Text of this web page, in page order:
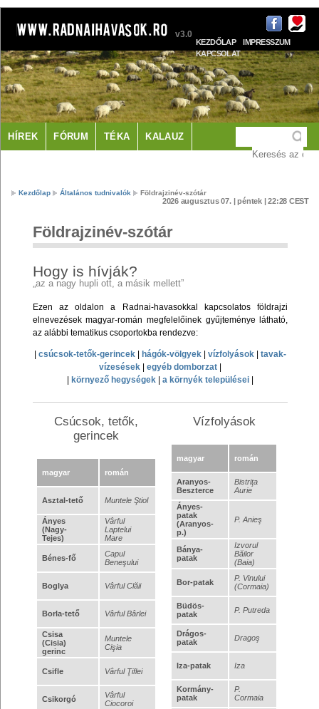
v3.0
KEZDŐLAP
IMPRESSZUM
KAPCSOLAT
HÍREK FÓRUM TÉKA KALAUZ
Kezdőlap Általános tudnivalók Földrajzinév-szótár
2026 augusztus 07. | péntek | 22:28 CEST
Földrajzinév-szótár
Hogy is hívják?
„az a nagy hupli ott, a másik mellett”
Ezen az oldalon a Radnai-havasokkal kapcsolatos földrajzi
elnevezések magyar-román megfelelőinek gyűjteménye látható,
az alábbi tematikus csoportokba rendezve:
| csúcsok-tetők-gerincek| hágók-völgyek| vízfolyások| tavak-
vízesések| egyéb domborzat|
| környező hegységek| a környék települései|
Csúcsok, tetők,
gerincek
magyar román
Asztal-tető Muntele Ştiol
Ányes
(Nagy-
Tejes)
Vârful
Laptelui
Mare
Bénes-fő
Capul
Beneşului
Boglya Vârful Clăii
Borla-tető Vârful Bârlei
Csisa
(Cisia)
gerinc
Muntele
Cişia
Csifle Vârful Ţiflei
Csikorgó
Vârful
Ciocoroi
Vízfolyások
magyar román
Aranyos-
Beszterce
Bistriţa
Aurie
Ányes-
patak
(Aranyos-
p.)
P. Anieş
Bánya-
patak
Izvorul
Băilor
(Baia)
Bor-patak
P. Vinului
(Cormaia)
Büdös-
patak
P. Putreda
Drágos-
patak
Dragoş
Iza-patak Iza
Kormány-
patak
P.
Cormaia